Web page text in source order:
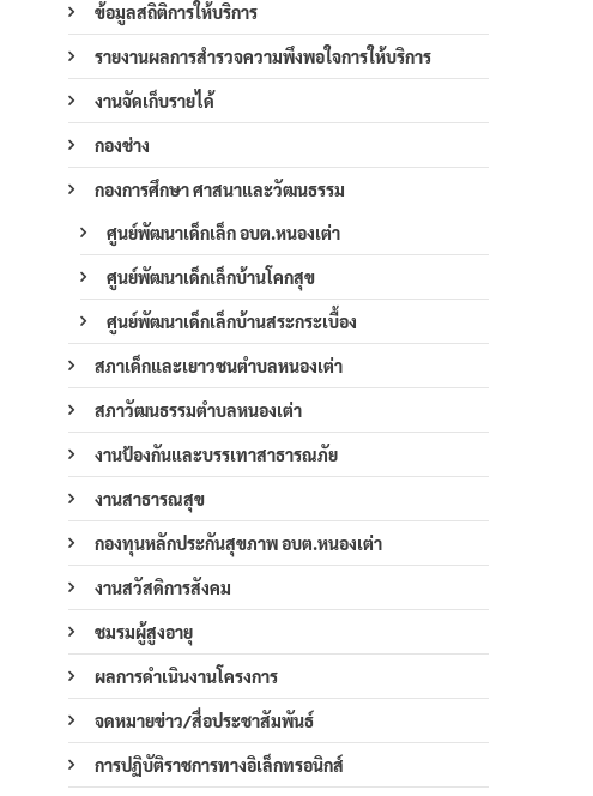
ข้อมูลสถิติการให้บริการ
รายงานผลการสำรวจความพึงพอใจการให้บริการ
งานจัดเก็บรายได้
กองช่าง
กองการศึกษา ศาสนาและวัฒนธรรม
ศูนย์พัฒนาเด็กเล็ก อบต.หนองเต่า
ศูนย์พัฒนาเด็กเล็กบ้านโคกสุข
ศูนย์พัฒนาเด็กเล็กบ้านสระกระเบื้อง
สภาเด็กและเยาวชนตำบลหนองเต่า
สภาวัฒนธรรมตำบลหนองเต่า
งานป้องกันและบรรเทาสาธารณภัย
งานสาธารณสุข
กองทุนหลักประกันสุขภาพ อบต.หนองเต่า
งานสวัสดิการสังคม
ชมรมผู้สูงอายุ
ผลการดำเนินงานโครงการ
จดหมายข่าว/สื่อประชาสัมพันธ์
การปฏิบัติราชการทางอิเล็กทรอนิกส์